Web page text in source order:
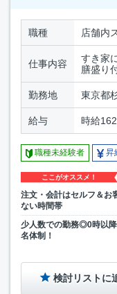
職種 店舗内
仕事内容
すき家
膳盛り
勤務地 東京都
給与 時給
職種未経験者 昇
ここがオススメ！
注文・会計はセルフ＆お
ない時間帯
少人数での勤務◎0時以
名体制！
検討リストに